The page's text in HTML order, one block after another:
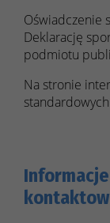
Oświadczenie
Deklarację
podmiotu
Na stronie